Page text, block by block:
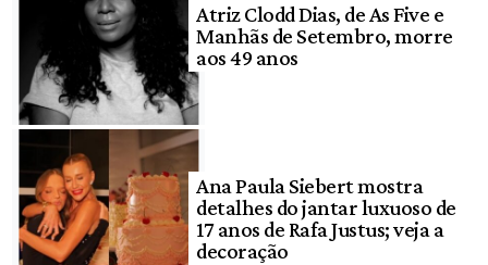
Atriz Clodd Dias, de As Five e
Manhãs de Setembro, morre
aos 49 anos
Ana Paula Siebert mostra
detalhes do jantar luxuoso de
17 anos de Rafa Justus; veja a
decoração